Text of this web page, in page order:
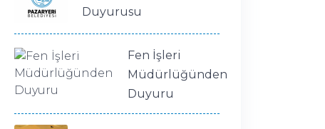
Duyurusu
Fen İşleri
Müdürlüğünden
Duyuru